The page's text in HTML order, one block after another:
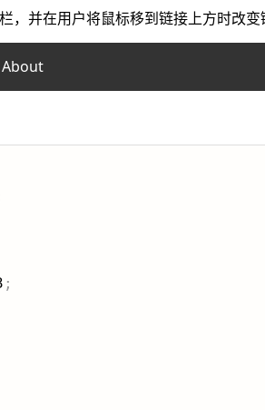
，并在用户将鼠标移到链接上方时改变
About
;